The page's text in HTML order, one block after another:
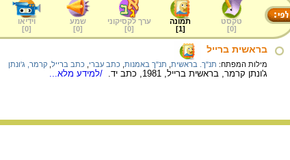
טקסט
[
0
]
תמונה
[
1
]
ערך לקסיקוני
[
0
]
שמע
[
0
]
וידיאו
[
0
]
בראשית ברייל
מילות המפתח: תנ"ך. בראשית תנ"ך באמנות כתב עברי כתב ברייל קרמר, ג'ונתן
ג'ונתן קרמר, בראשית ברייל, 1981, כתב יד. /למידע מלא...